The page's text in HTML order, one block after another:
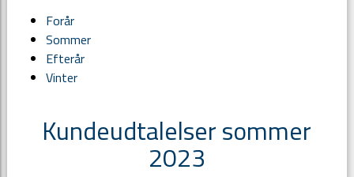
Forår
Sommer
Efterår
Vinter
Kundeudtalelser sommer
2023